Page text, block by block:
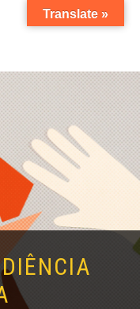
Translate »